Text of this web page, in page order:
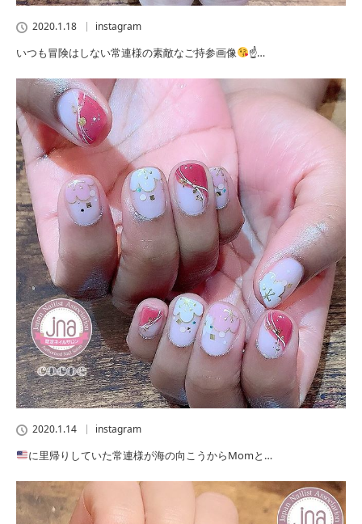
2020.1.18 instagram
いつも冒険はしない常連様の素敵なご持参画像 ☝…
2020.1.14 instagram
に里帰りしていた常連様が海の向こうからMomと…